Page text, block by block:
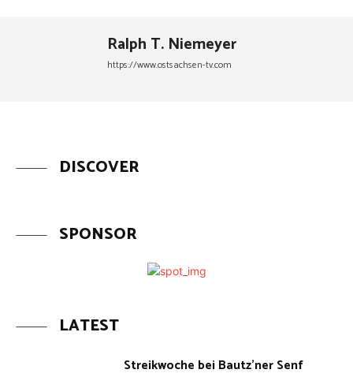
Ralph T. Niemeyer
https://www.ostsachsen-tv.com
DISCOVER
SPONSOR
LATEST
Streikwoche bei Bautz’ner Senf